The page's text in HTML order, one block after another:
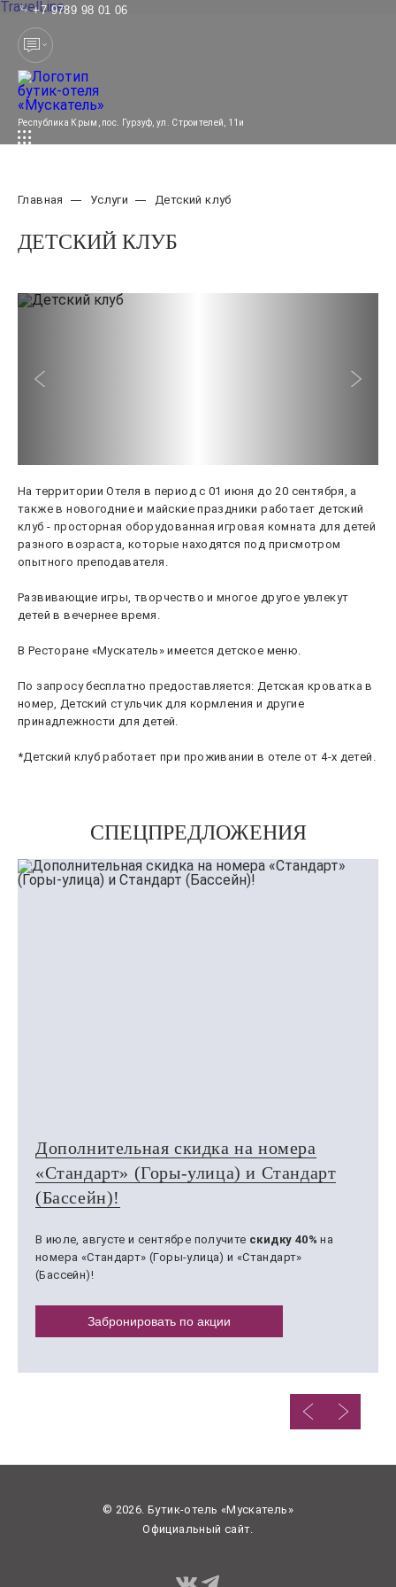
+7 9789 98 01 06
Республика Крым, пос. Гурзуф, ул. Строителей, 11и
TravelLine
Главная Услуги Детский клуб
ДЕТСКИЙ КЛУБ
Предыдущий слайд
На территории Отеля в период с 01 июня до 20 сентября, а
также в новогодние и майские праздники работает детский
клуб - просторная оборудованная игровая комната для детей
разного возраста, которые находятся под присмотром
опытного преподавателя.
Развивающие игры, творчество и многое другое увлекут
детей в вечернее время.
В Ресторане «Мускатель» имеется детское меню.
По запросу бесплатно предоставляется: Детская кроватка в
номер, Детский стульчик для кормления и другие
принадлежности для детей.
*Детский клуб работает при проживании в отеле от 4-х детей.
СПЕЦПРЕДЛОЖЕНИЯ
Дополнительная скидка на номера
«Стандарт» (Горы-улица) и Стандарт
(Бассейн)!
В июле, августе и сентябре получите скидку 40% на
номера «Стандарт» (Горы-улица) и «Стандарт»
(Бассейн)!
Забронировать по акции
Предыдущий
© 2026. Бутик-отель «Мускатель»
Официальный сайт.